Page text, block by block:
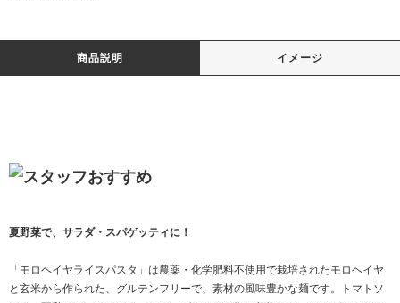
商品説明 イメージ
夏野菜で、サラダ・スパゲッティに！
「モロヘイヤライスパスタ」は農薬・化学肥料不使用で栽培されたモロヘイヤ
と玄米から作られた、グルテンフリーで、素材の風味豊かな麺です。トマトソ